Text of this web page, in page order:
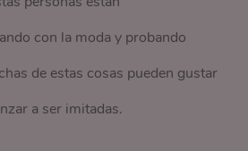
con la moda y probando
de estas cosas pueden gustar
a ser imitadas.